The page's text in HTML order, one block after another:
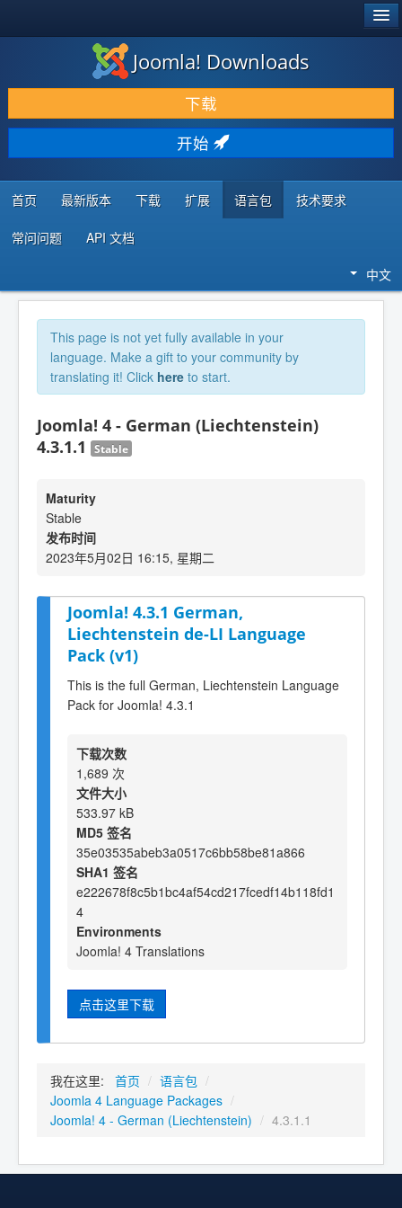
下载 & 扩展
发现 & 学习
社区 & 支持
开发者资源
Joomla! Downloads
下载
开始
首页 最新版本 下载 扩展 语言包 技术要求
常问问题 API 文档
中文
This page is not yet fully available in your
language. Make a gift to your community by
translating it! Click here to start.
Joomla! 4 - German (Liechtenstein)
4.3.1.1
Stable
Maturity
Stable
发布时间
2023年5月02日 16:15, 星期二
Joomla! 4.3.1 German,
Liechtenstein de-LI Language
Pack (v1)
This is the full German, Liechtenstein Language
Pack for Joomla! 4.3.1
下载次数
1,689 次
文件大小
533.97 kB
MD5 签名
35e03535abeb3a0517c6bb58be81a866
SHA1 签名
e222678f8c5b1bc4af54cd217fcedf14b118fd1
4
Environments
Joomla! 4 Translations
点击这里下载
我在这里: 首页 / 语言包 /
Joomla 4 Language Packages /
Joomla! 4 - German (Liechtenstein) / 4.3.1.1